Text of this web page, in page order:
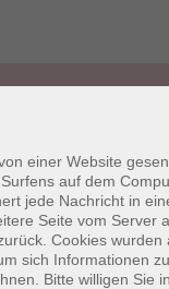
einer Website
auf dem
jede Nachricht in
Seite vom Server
Cookies wurden
sich Informationen
Bitte willigen Sie